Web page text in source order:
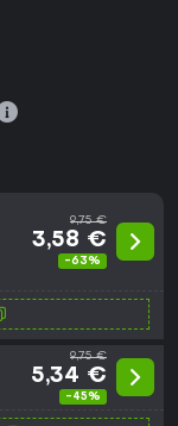
9,75 €
3,58 €
-63%
9,75 €
5,34 €
-45%